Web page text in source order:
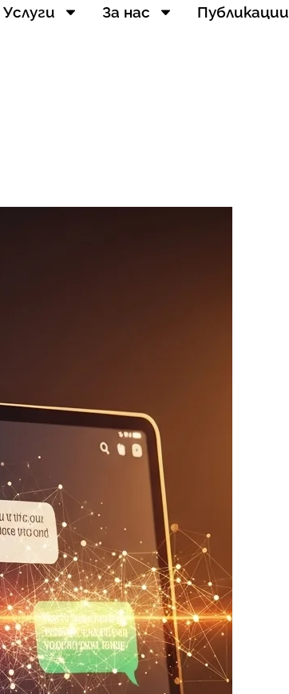
Услуги За нас Публикации